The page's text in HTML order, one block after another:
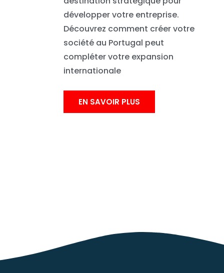
développer votre entreprise.
Découvrez comment créer votre
société au Portugal peut
compléter votre expansion
internationale
EN SAVOIR PLUS